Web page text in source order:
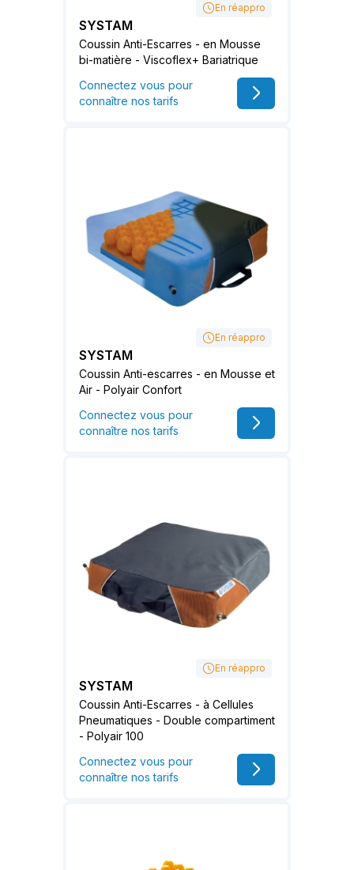
En réappro
SYSTAM
Coussin Anti-Escarres - en Mousse
bi-matière - Viscoflex+ Bariatrique
Connectez vous pour
connaître nos tarifs
En réappro
SYSTAM
Coussin Anti-escarres - en Mousse et
Air - Polyair Confort
Connectez vous pour
connaître nos tarifs
En réappro
SYSTAM
Coussin Anti-Escarres - à Cellules
Pneumatiques - Double compartiment
- Polyair 100
Connectez vous pour
connaître nos tarifs